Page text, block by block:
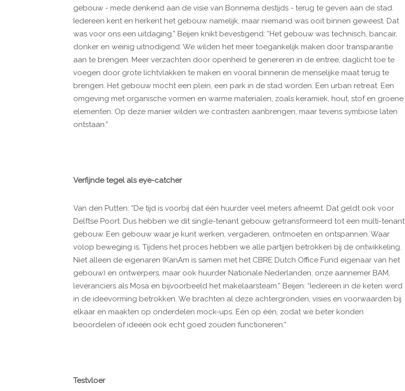
gebouw - mede denkend aan de visie van Bonnema destijds - terug te geven aan de stad.
Iedereen kent en herkent het gebouw namelijk, maar niemand was ooit binnen geweest. Dat
was voor ons een uitdaging.” Beijen knikt bevestigend: “Het gebouw was technisch, bancair,
donker en weinig uitnodigend. We wilden het meer toegankelijk maken door transparantie
aan te brengen. Meer verzachten door openheid te genereren in de entree, daglicht toe te
voegen door grote lichtvlakken te maken en vooral binnenin de menselijke maat terug te
brengen. Het gebouw mocht een plein, een park in de stad worden. Een urban retreat. Een
omgeving met organische vormen en warme materialen, zoals keramiek, hout, stof en groene
elementen. Op deze manier wilden we contrasten aanbrengen, maar tevens symbiose laten
ontstaan.”
Verfijnde tegel als eye-catcher
Van den Putten: “De tijd is voorbij dat één huurder veel meters afneemt. Dat geldt ook voor
Delftse Poort. Dus hebben we dit single-tenant gebouw getransformeerd tot een multi-tenant
gebouw. Een gebouw waar je kunt werken, vergaderen, ontmoeten en ontspannen. Waar
volop beweging is. Tijdens het proces hebben we alle partijen betrokken bij de ontwikkeling.
Niet alleen de eigenaren (KanAm is samen met het CBRE Dutch Office Fund eigenaar van het
gebouw) en ontwerpers, maar ook huurder Nationale Nederlanden, onze aannemer BAM,
leveranciers als Mosa en bijvoorbeeld het makelaarsteam.” Beijen: “Iedereen in de keten werd
in de ideevorming betrokken. We brachten al deze achtergronden, visies en voorwaarden bij
elkaar en maakten op onderdelen mock-ups. Eén op één, zodat we beter konden
beoordelen of ideeën ook echt goed zouden functioneren.”
Testvloer